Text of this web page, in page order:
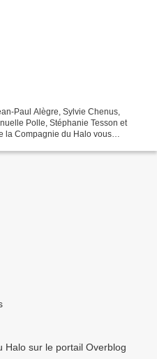
Paul Alègre, Sylvie Chenus,
Polle, Stéphanie Tesson et
la Compagnie du Halo vous
Halo sur le portail Overblog